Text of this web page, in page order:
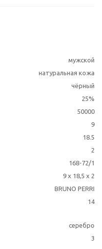
мужской
натуральная кожа
чёрный
25%
50000
9
18.5
2
168-72/1
9 x 18,5 x 2
BRUNO PERRI
14
серебро
3